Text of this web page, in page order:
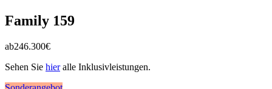
Family 159
ab246.300€
Sehen Sie hieralle Inklusivleistungen.